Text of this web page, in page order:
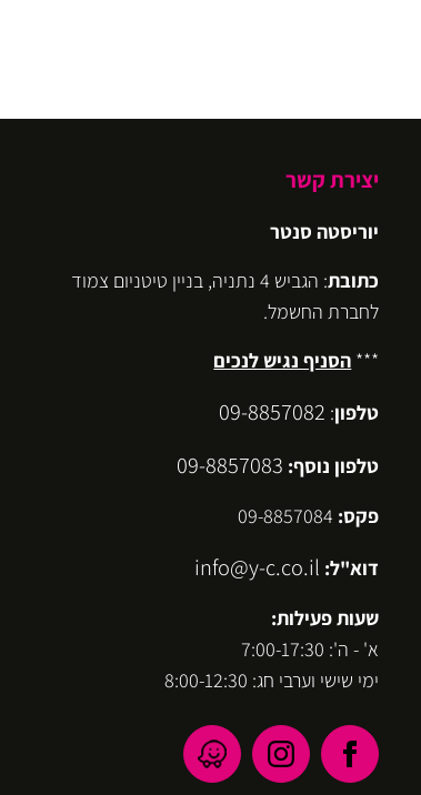
יצירת קשר
יוריסטה סנטר
כתובת
: הגביש 4 נתניה, בניין טיטניום צמוד
לחברת החשמל.
*** הסניף נגיש לנכים
טלפון:
09-8857082
טלפון נוסף: 09-8857083
פקס:
דוא"ל: info@y-c.co.il
שעות פעילות:
א' - ה': 7:00-17:30
ימי שישי וערבי חג: 8:00-12:30